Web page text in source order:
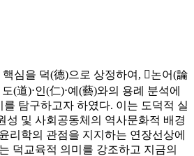
심을 덕(德)으로 상정하여, 󰡔논어(論
(道)⋅인(仁)⋅예(藝)와의 용례 분석에
탐구하고자 하였다. 이는 도덕적 실
성 및 사회공동체의 역사문화적 배경
리학의 관점을 지지하는 연장선상에
덕교육적 의미를 강조하고 지금의